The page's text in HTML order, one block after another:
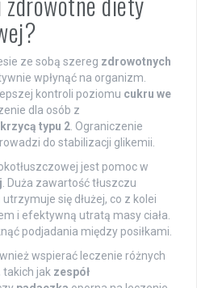
ze sobą szereg zdrowotnych
wpłynąć na organizm.
kontroli poziomu cukru we
dla osób z
typu 2 . Ograniczenie
do stabilizacji glikemii.
jest pomoc w
. Duża zawartość tłuszczu
utrzymuje się dłużej, co z kolei
i efektywną utratą masy ciała.
podjadania między posiłkami.
wspierać leczenie różnych
, takich jak zespół